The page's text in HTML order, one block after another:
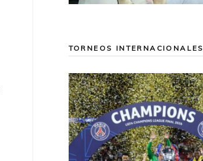
TORNEOS INTERNACIONALES